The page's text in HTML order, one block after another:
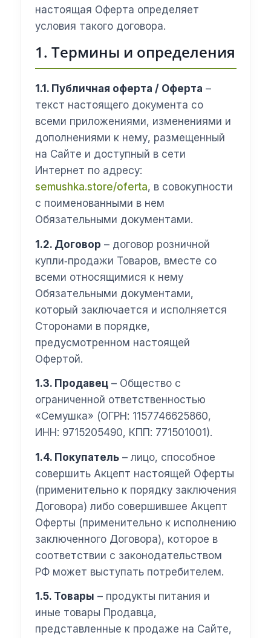
настоящая Оферта определяет
условия такого договора.
1. Термины и определения
1.1. Публичная оферта / Оферта –
текст настоящего документа со
всеми приложениями, изменениями и
дополнениями к нему, размещенный
на Сайте и доступный в сети
Интернет по адресу:
semushka.store/oferta, в совокупности
с поименованными в нем
Обязательными документами.
1.2. Договор – договор розничной
купли‑продажи Товаров, вместе со
всеми относящимися к нему
Обязательными документами,
который заключается и исполняется
Сторонами в порядке,
предусмотренном настоящей
Офертой.
1.3. Продавец– Общество с
ограниченной ответственностью
«Семушка» (ОГРН: 1157746625860,
ИНН: 9715205490, КПП: 771501001).
1.4. Покупатель– лицо, способное
совершить Акцепт настоящей Оферты
(применительно к порядку заключения
Договора) либо совершившее Акцепт
Оферты (применительно к исполнению
заключенного Договора), которое в
соответствии с законодательством
РФ может выступать потребителем.
1.5. Товары – продукты питания и
иные товары Продавца,
представленные к продаже на Сайте,